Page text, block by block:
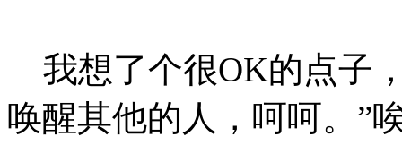
我想了个很OK的点子
唤醒其他的人，呵呵。”